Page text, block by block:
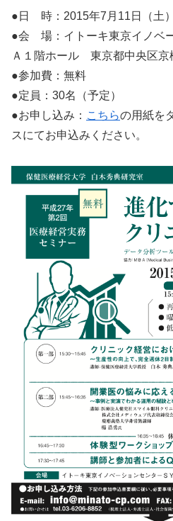
●日 時：2015年7月11日（土
●会 場：イトーキ東京イノベ
Ａ１階ホール 東京都中央区京
●参加費：無料
●定員：30名（予定）
●お申し込み： こちらの用紙を
スにてお申込みください。